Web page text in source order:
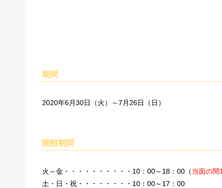
期間
2020年6月30日（火）～7月26日（日）
開館期間
火～金・・・・・・・・・・10：00～18：00（当面の間
土・日・祝・・・・・・・・10：00～17：00